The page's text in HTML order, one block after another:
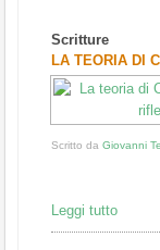
Scritture
LA TEORIA DI
Scritto da Giovanni
Leggi tutto